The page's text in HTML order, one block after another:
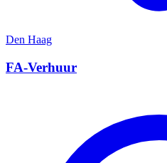
Den Haag
FA-Verhuur